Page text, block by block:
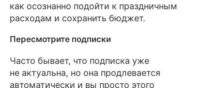
как осознанно подойти к праздничным
расходам и сохранить бюджет.
Пересмотрите подписки
Часто бывает, что подписка уже
не актуальна, но она продлевается
автоматически и вы просто этого